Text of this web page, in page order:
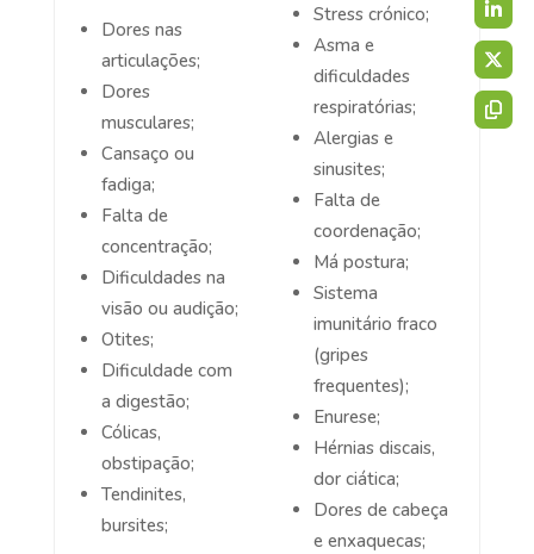
Dores nas
articulações;
Dores
musculares;
Cansaço ou
fadiga;
Falta de
concentração;
Dificuldades na
visão ou audição;
Otites;
Dificuldade com
a digestão;
Cólicas,
obstipação;
Tendinites,
bursites;
Stress crónico;
Asma e
dificuldades
respiratórias;
Alergias e
sinusites;
Falta de
coordenação;
Má postura;
Sistema
imunitário fraco
(gripes
frequentes);
Enurese;
Hérnias discais,
dor ciática;
Dores de cabeça
e enxaquecas;